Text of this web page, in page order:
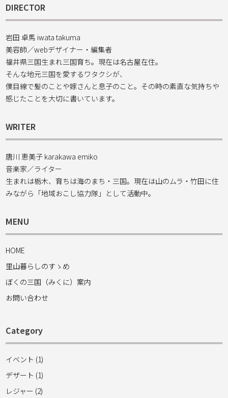
DIRECTOR
岩田 卓馬 iwata takuma
美容師／webデザイナー・編集者
福井県三国生まれ三国育ち。現在は名古屋在住。
そんな地元三国を愛するワタクシが、
僕目線で髪のことや嫁さんと息子のこと。その時の素直な気持ちや
感じたことを大切に書いています。
WRITER
唐川 恵美子 karakawa emiko
音楽家／ライター
生まれは栃木、育ちは海のまち・三国。現在は山のムラ・竹田に住
みながら「地域おこし協力隊」として活動中。
MENU
HOME
里山暮らしのすゝめ
ぼくの三国（みくに）案内
お問い合わせ
Category
イベント (1)
デザート (1)
レジャー (2)